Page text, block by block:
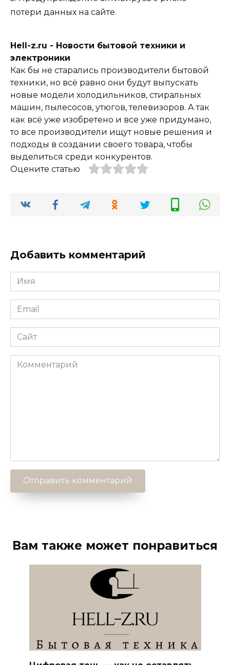
потери данных на сайте.
Hell-z.ru - Новости бытовой техники и
электроники
Как бы не старались производители бытовой
техники, но всё равно они будут выпускать
новые модели холодильников, стиральных
машин, пылесосов, утюгов, телевизоров. А так
как всё уже изобретено и все уже придумано,
то все производители ищут новые решения и
подходы в создании своего товара, чтобы
выделиться среди конкурентов.
Оцените статью
Добавить комментарий
Имя
*
Email
*
Сайт
Комментарий
Вам также может понравиться